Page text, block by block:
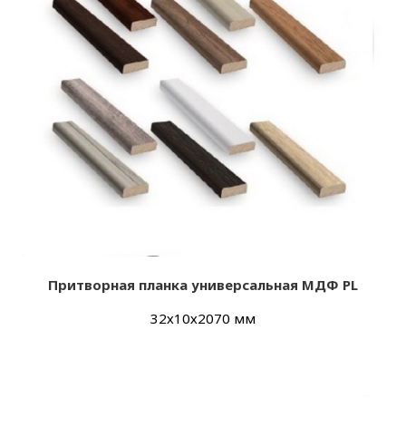
Притворная планка универсальная МДФ PL
32х10х2070 мм